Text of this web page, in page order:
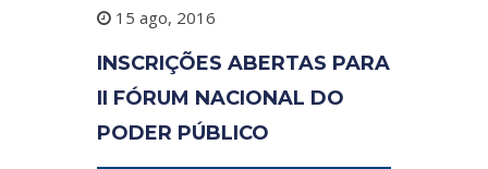
15 ago, 2016
INSCRIÇÕES ABERTAS PARA
II FÓRUM NACIONAL DO
PODER PÚBLICO